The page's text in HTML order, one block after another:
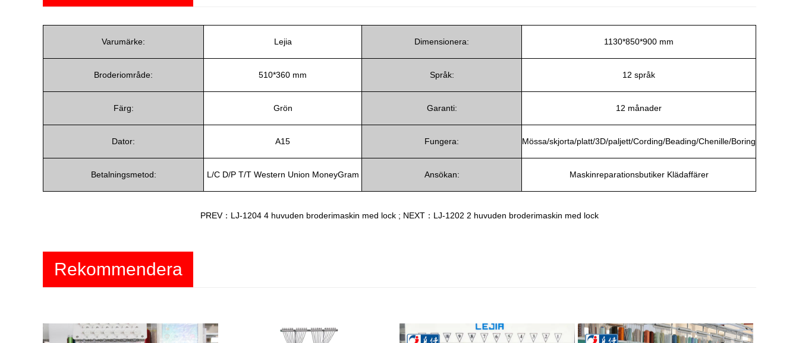
Varumärke: Lejia Dimensionera: 1130*850*900 mm
Broderiområde: 510*360 mm Språk: 12 språk
Färg: Grön Garanti: 12 månader
Dator: A15 Fungera: Mössa/skjorta/platt/3D/paljett/Cording/Beading/Chenille/Boring
Betalningsmetod: L/C D/P T/T Western Union MoneyGram Ansökan: Maskinreparationsbutiker Klädaffärer
PREV：LJ-1204 4 huvuden broderimaskin med lock ; NEXT：LJ-1202 2 huvuden broderimaskin med lock
Rekommendera